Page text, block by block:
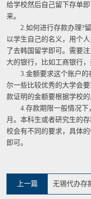
给学校然后自己留下存单
来。
2.如何进行存款办理?留
以学生自己的名义，用个
了去韩国留学即可。需要
大的银行，比如工商银行，
3.金额要求这个账户的
尔一些比较优秀的大学会
款证明的金额要根据学校的
4.存款期限一般情况下
月。本科生或者研究生的
校会有不同的要求，具体
即可。
上一篇 无锡代办存